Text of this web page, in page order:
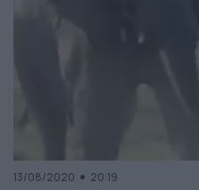
13/08/2020 20:19